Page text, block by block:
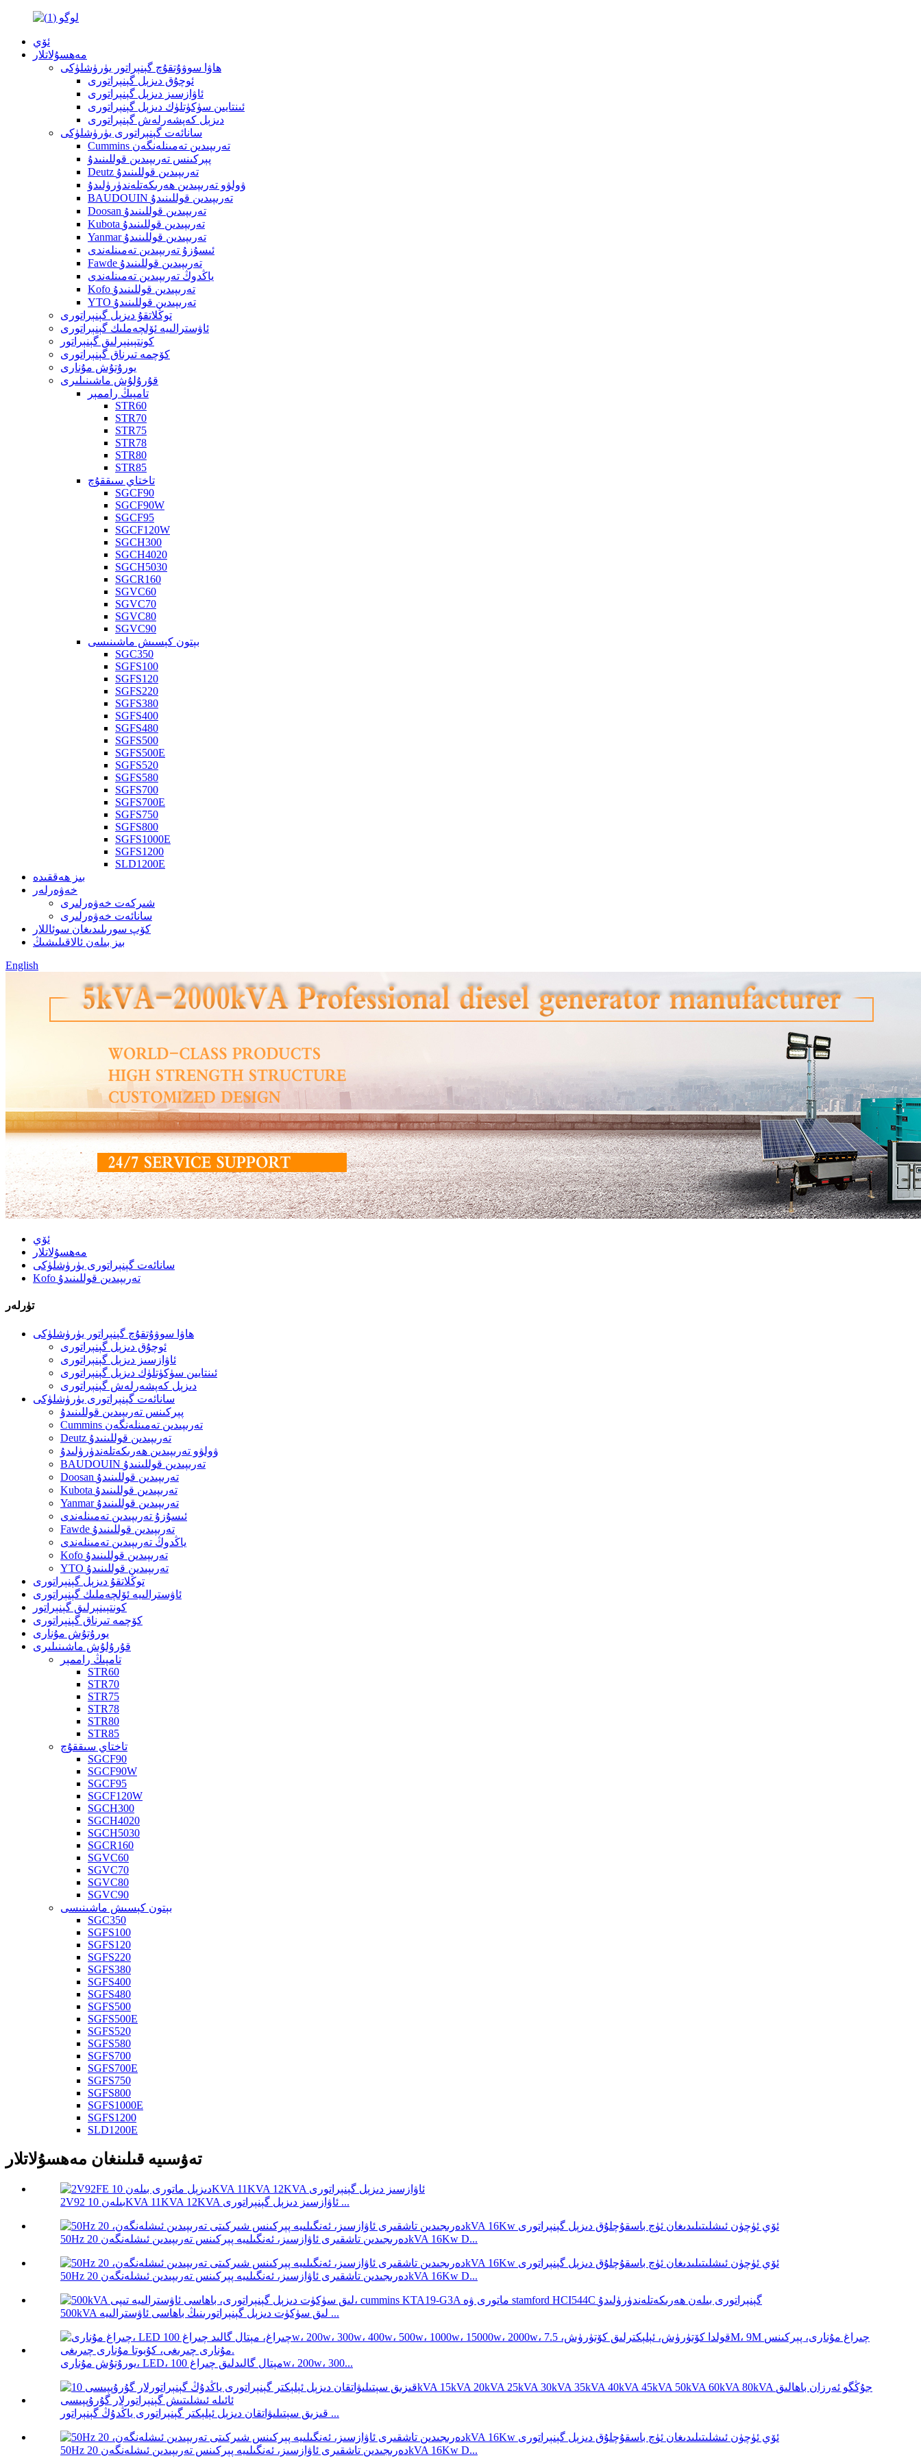
ئۆي
مەھسۇلاتلار
ھاۋا سوۋۇتقۇچ گېنېراتور يۈرۈشلۈكى
ئوچۇق دىزېل گېنېراتورى
ئاۋازسىز دىزېل گېنېراتورى
ئىنتايىن سۈكۈتلۈك دىزېل گېنېراتورى
دىزېل كەپشەرلەش گېنېراتورى
سانائەت گېنېراتورى يۈرۈشلۈكى
Cummins تەرىپىدىن تەمىنلەنگەن
پېركىنس تەرىپىدىن قوللىنىدۇ
Deutz تەرىپىدىن قوللىنىدۇ
ۋولۋو تەرىپىدىن ھەرىكەتلەندۈرۈلىدۇ
BAUDOUIN تەرىپىدىن قوللىنىدۇ
Doosan تەرىپىدىن قوللىنىدۇ
Kubota تەرىپىدىن قوللىنىدۇ
Yanmar تەرىپىدىن قوللىنىدۇ
ئىسۇزۇ تەرىپىدىن تەمىنلەندى
Fawde تەرىپىدىن قوللىنىدۇ
ياڭدوڭ تەرىپىدىن تەمىنلەندى
Kofo تەرىپىدىن قوللىنىدۇ
YTO تەرىپىدىن قوللىنىدۇ
توڭلاتقۇ دىزېل گېنېراتورى
ئاۋسترالىيە ئۆلچەملىك گېنېراتورى
كونتېينېرلىق گېنېراتور
كۆچمە تىرناق گېنېراتورى
يورۇتۇش مۇنارى
قۇرۇلۇش ماشىنىلىرى
تامپىڭ راممېر
STR60
STR70
STR75
STR78
STR80
STR85
تاختاي سىققۇچ
SGCF90
SGCF90W
SGCF95
SGCF120W
SGCH300
SGCH4020
SGCH5030
SGCR160
SGVC60
SGVC70
SGVC80
SGVC90
بېتون كېسىش ماشىنىسى
SGC350
SGFS100
SGFS120
SGFS220
SGFS380
SGFS400
SGFS480
SGFS500
SGFS500E
SGFS520
SGFS580
SGFS700
SGFS700E
SGFS750
SGFS800
SGFS1000E
SGFS1200
SLD1200E
بىز ھەققىدە
خەۋەرلەر
شىركەت خەۋەرلىرى
سانائەت خەۋەرلىرى
كۆپ سورىلىدىغان سوئاللار
بىز بىلەن ئالاقىلىشىڭ
English
ئۆي
مەھسۇلاتلار
سانائەت گېنېراتورى يۈرۈشلۈكى
Kofo تەرىپىدىن قوللىنىدۇ
تۈرلەر
ھاۋا سوۋۇتقۇچ گېنېراتور يۈرۈشلۈكى
ئوچۇق دىزېل گېنېراتورى
ئاۋازسىز دىزېل گېنېراتورى
ئىنتايىن سۈكۈتلۈك دىزېل گېنېراتورى
دىزېل كەپشەرلەش گېنېراتورى
سانائەت گېنېراتورى يۈرۈشلۈكى
پېركىنس تەرىپىدىن قوللىنىدۇ
Cummins تەرىپىدىن تەمىنلەنگەن
Deutz تەرىپىدىن قوللىنىدۇ
ۋولۋو تەرىپىدىن ھەرىكەتلەندۈرۈلىدۇ
BAUDOUIN تەرىپىدىن قوللىنىدۇ
Doosan تەرىپىدىن قوللىنىدۇ
Kubota تەرىپىدىن قوللىنىدۇ
Yanmar تەرىپىدىن قوللىنىدۇ
ئىسۇزۇ تەرىپىدىن تەمىنلەندى
Fawde تەرىپىدىن قوللىنىدۇ
ياڭدوڭ تەرىپىدىن تەمىنلەندى
Kofo تەرىپىدىن قوللىنىدۇ
YTO تەرىپىدىن قوللىنىدۇ
توڭلاتقۇ دىزېل گېنېراتورى
ئاۋسترالىيە ئۆلچەملىك گېنېراتورى
كونتېينېرلىق گېنېراتور
كۆچمە تىرناق گېنېراتورى
يورۇتۇش مۇنارى
قۇرۇلۇش ماشىنىلىرى
تامپىڭ راممېر
STR60
STR70
STR75
STR78
STR80
STR85
تاختاي سىققۇچ
SGCF90
SGCF90W
SGCF95
SGCF120W
SGCH300
SGCH4020
SGCH5030
SGCR160
SGVC60
SGVC70
SGVC80
SGVC90
بېتون كېسىش ماشىنىسى
SGC350
SGFS100
SGFS120
SGFS220
SGFS380
SGFS400
SGFS480
SGFS500
SGFS500E
SGFS520
SGFS580
SGFS700
SGFS700E
SGFS750
SGFS800
SGFS1000E
SGFS1200
SLD1200E
تەۋسىيە قىلىنغان مەھسۇلاتلار
2V92 بىلەن 10KVA 11KVA 12KVA ئاۋازسىز دىزېل گېنېراتورى ...
50Hz دەرىجىدىن تاشقىرى ئاۋازسىز، ئەنگىلىيە پېركىنس تەرىپىدىن ئىشلەنگەن 20kVA 16Kw D...
50Hz دەرىجىدىن تاشقىرى ئاۋازسىز، ئەنگىلىيە پېركىنس تەرىپىدىن ئىشلەنگەن 20kVA 16Kw D...
500kVA لىق سۈكۈت دىزېل گېنېراتورىنىڭ باھاسى ئاۋسترالىيە ...
يورۇتۇش مۇنارى، LED، مېتال گالىدلىق چىراغ 100w، 200w، 300...
قىزىق سېتىلىۋاتقان دىزېل ئېلېكتر گېنېراتورى ياڭدۇڭ گېنېراتور ...
50Hz دەرىجىدىن تاشقىرى ئاۋازسىز، ئەنگىلىيە پېركىنس تەرىپىدىن ئىشلەنگەن 20kVA 16Kw D...